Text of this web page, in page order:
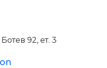
92, ет. 3